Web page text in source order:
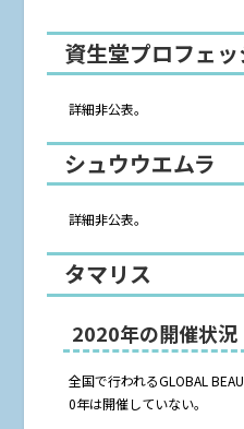
資生堂プロフェ
詳細非公表。
シュウウエムラ
詳細非公表。
タマリス
2020年の開催状況
全国で行われるGLOBAL
0年は開催していない。